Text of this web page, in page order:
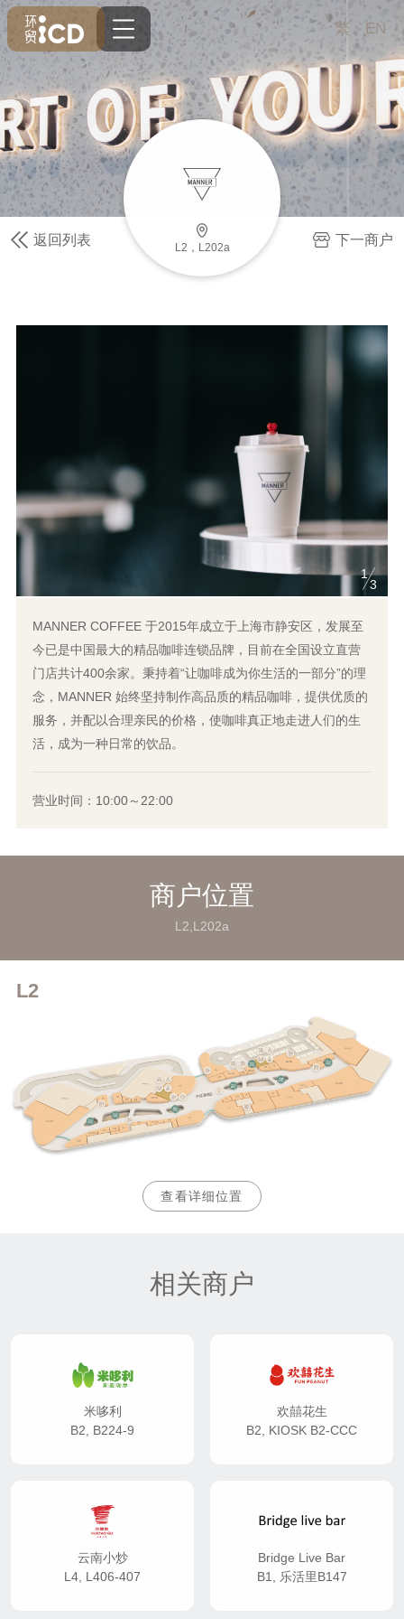
繁 EN
L2，L202a
返回列表 下一商户
1
3
MANNER COFFEE 于2015年成立于上海市静安区，发展至
今已是中国最大的精品咖啡连锁品牌，目前在全国设立直营
门店共计400余家。秉持着“让咖啡成为你生活的一部分”的理
念，MANNER 始终坚持制作高品质的精品咖啡，提供优质的
服务，并配以合理亲民的价格，使咖啡真正地走进人们的生
活，成为一种日常的饮品。
营业时间：10:00～22:00
商户位置
L2,L202a
L2
查看详细位置
相关商户
米哆利
B2, B224-9
欢囍花生
B2, KIOSK B2-CCC
云南小炒
L4, L406-407
Bridge Live Bar
B1, 乐活里B147